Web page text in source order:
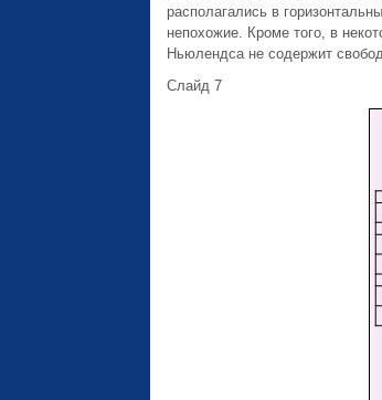
располагались в
непохожие. Кроме того, в
Ньюлендса не содержит
Слайд 7